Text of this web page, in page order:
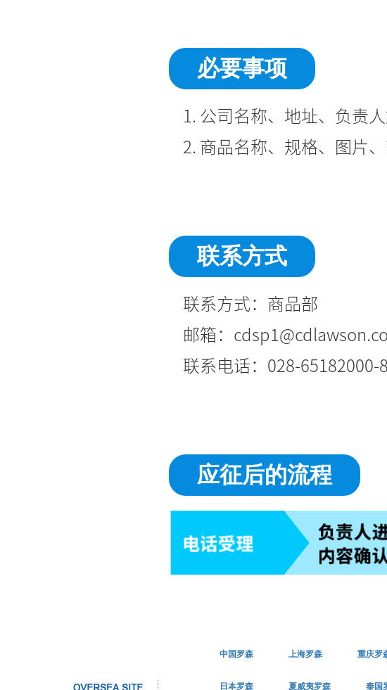
必要事项
1. 公司名称、地址、负责
2. 商品名称、规格、图片
联系方式
联系方式：商品部
邮箱：
联系电话：028-
应征后的流程
中国罗森 上海罗森 重庆罗
日本罗森 夏威夷罗森 泰国